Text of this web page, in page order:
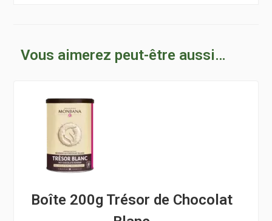
Vous aimerez peut-être aussi…
Boîte 200g Trésor de Chocolat